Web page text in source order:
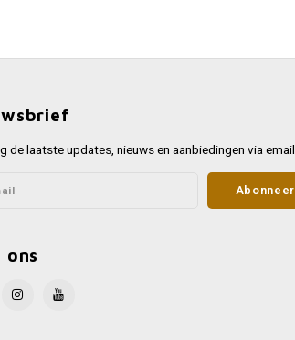
de laatste updates, nieuws en aanbiedingen via email
Abonneer
ons